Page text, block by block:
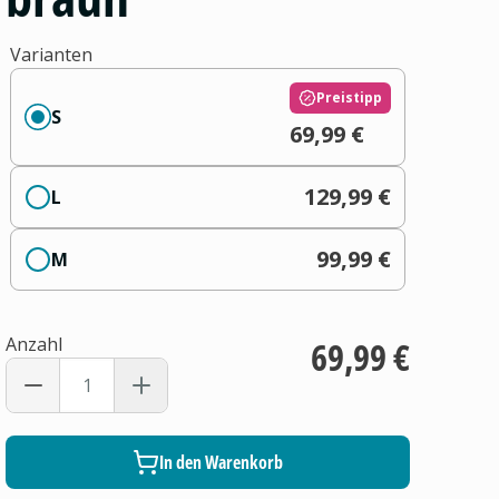
Varianten
S
Preistipp
69,99 €
L 129,99 €
M 99,99 €
Anzahl 69,99 €
In den Warenkorb